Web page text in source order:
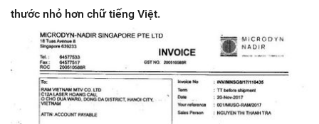
thước nhỏ hơn chữ tiếng Việt.